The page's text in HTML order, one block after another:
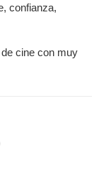
confianza,
cine con muy